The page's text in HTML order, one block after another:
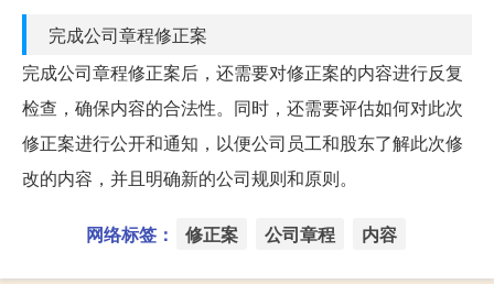
完成公司章程修正案
完成公司章程修正案后，还需要对修正案的内容进行反复
检查，确保内容的合法性。同时，还需要评估如何对此次
修正案进行公开和通知，以便公司员工和股东了解此次修
改的内容，并且明确新的公司规则和原则。
网络标签： 修正案 公司章程 内容